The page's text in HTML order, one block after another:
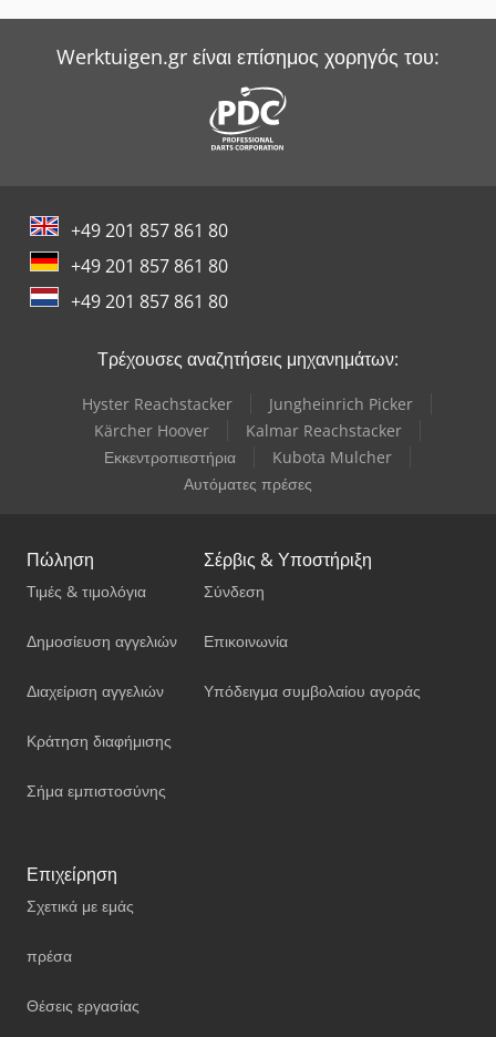
Sack & Kiesselbach Πρέσες Μεταφοράς
Smv Reachstacker
Werner & Pfleiderer Ζυγιστής
Witzig & Frank Μηχανές Μεταφοράς
Yale Picker
Werktuigen.gr είναι επίσημος χορηγός του:
+49 201 857 861 80
+49 201 857 861 80
+49 201 857 861 80
Τρέχουσες αναζητήσεις μηχανημάτων:
Hyster Reachstacker
Jungheinrich Picker
Kärcher Hoover
Kalmar Reachstacker
Εκκεντροπιεστήρια
Kubota Mulcher
Αυτόματες πρέσες
Πώληση
Τιμές & τιμολόγια
Δημοσίευση αγγελιών
Διαχείριση αγγελιών
Κράτηση διαφήμισης
Σήμα εμπιστοσύνης
Σέρβις & Υποστήριξη
Σύνδεση
Επικοινωνία
Υπόδειγμα συμβολαίου αγοράς
Επιχείρηση
Σχετικά με εμάς
πρέσα
Θέσεις εργασίας